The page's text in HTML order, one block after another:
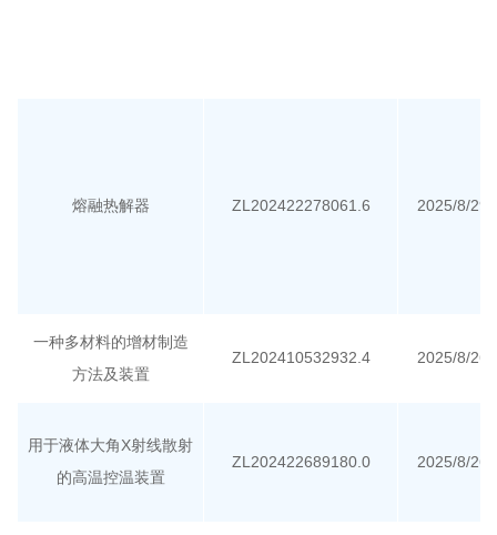
熔融热解器 ZL202422278061.6 2025/8/29
一种多材料的增材制造
方法及装置
ZL202410532932.4 2025/8/26
用于液体大角X射线散射
的高温控温装置
ZL202422689180.0 2025/8/26